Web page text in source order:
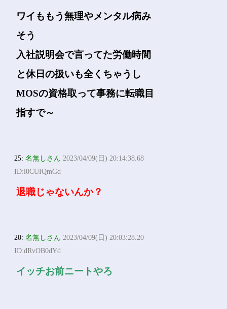
ワイももう無理やメンタル病み
そう
入社説明会で言ってた労働時間
と休日の扱いも全くちゃうし
MOSの資格取って事務に転職目
指すで～
25:名無しさん 2023/04/09(日) 20:14:38.68
ID:l0CUIQmGd
退職じゃないんか？
20:名無しさん 2023/04/09(日) 20:03:28.20
ID:dRvOB0dYd
イッチお前ニートやろ